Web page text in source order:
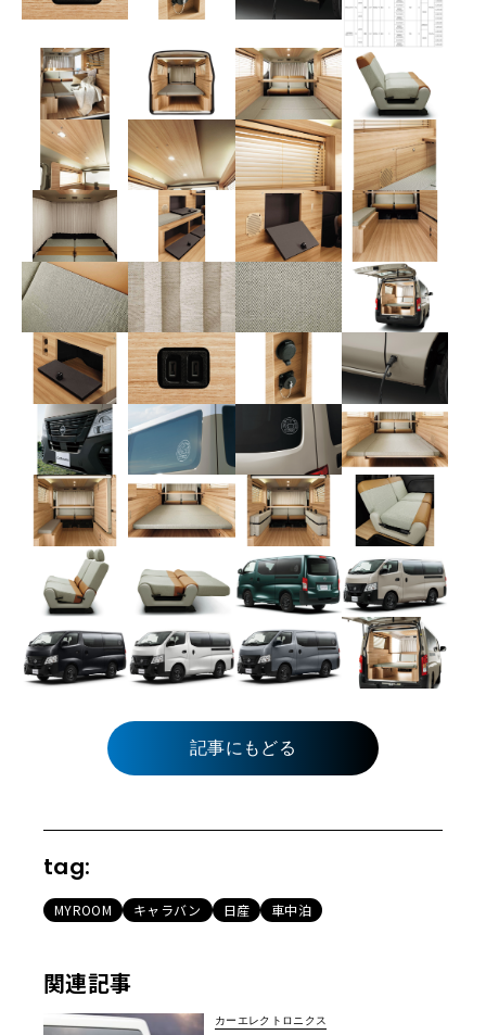
記事にもどる
tag:
MYROOM キャラバン 日産 車中泊
関連記事
カーエレクトロニクス